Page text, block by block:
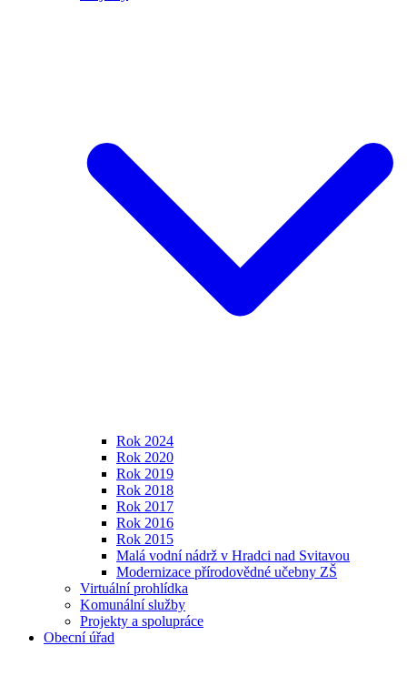
Rok 2024
Rok 2020
Rok 2019
Rok 2018
Rok 2017
Rok 2016
Rok 2015
Malá vodní nádrž v Hradci nad Svitavou
Modernizace přírodovědné učebny ZŠ
Virtuální prohlídka
Komunální služby
Projekty a spolupráce
Obecní úřad